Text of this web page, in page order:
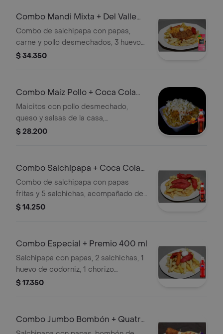
Combo Mandi Mixta + Del Valle
Mango y Fresa 200 ml
Combo de salchipapa con papas,
carne y pollo desmechados, 3 huevos
y salsas de la casa. Incluye jugo Del
$ 34.350
Combo Maíz Pollo + Coca Cola
Original 400 ml
Maicitos con pollo desmechado,
queso y salsas de la casa,
acompañado de Coca Cola Original
$ 28.200
Combo Salchipapa + Coca Cola
Original 250ML
Combo de salchipapa con papas
fritas y 5 salchichas, acompañado de
salsas de la casa y una Coca Cola
$ 14.250
Combo Especial + Premio 400 ml
Salchipapa con papas, 2 salchichas, 1
huevo de codorniz, 1 chorizo
coctelero, salsas de la casa. +
$ 17.350
Combo Jumbo Bombón + Quatro